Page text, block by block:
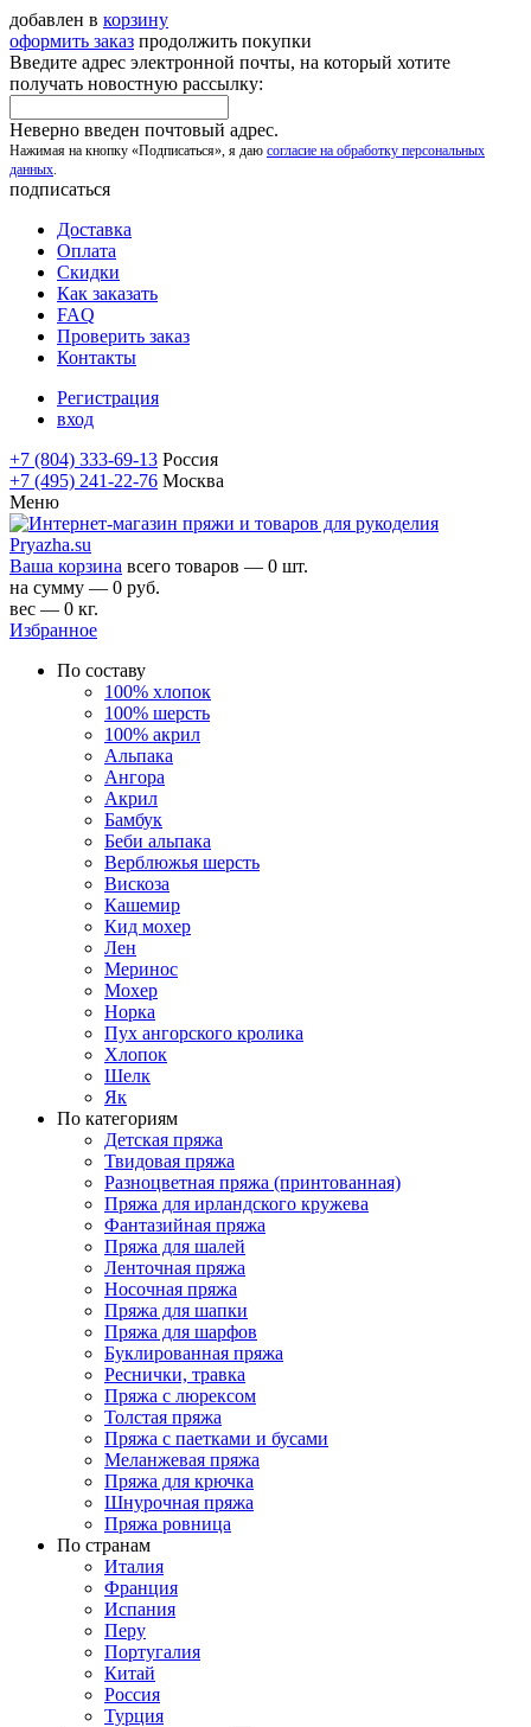
добавлен в корзину
оформить заказ продолжить покупки
Введите адрес электронной почты, на который хотите
получать новостную рассылку:
Неверно введен почтовый адрес.
Нажимая на кнопку «Подписаться», я даю согласие на обработку персональных
данных.
подписаться
Доставка
Оплата
Скидки
Как заказать
FAQ
Проверить заказ
Контакты
Регистрация
вход
+7 (804) 333-69-13 Россия
+7 (495) 241-22-76 Москва
Меню
Ваша корзина всего товаров — 0 шт.
на сумму — 0 руб.
вес — 0 кг.
Избранное
По составу
100% хлопок
100% шерсть
100% акрил
Альпака
Ангора
Акрил
Бамбук
Беби альпака
Верблюжья шерсть
Вискоза
Кашемир
Кид мохер
Лен
Меринос
Мохер
Норка
Пух ангорского кролика
Хлопок
Шелк
Як
По категориям
Детская пряжа
Твидовая пряжа
Разноцветная пряжа (принтованная)
Пряжа для ирландского кружева
Фантазийная пряжа
Пряжа для шалей
Ленточная пряжа
Носочная пряжа
Пряжа для шапки
Пряжа для шарфов
Буклированная пряжа
Реснички, травка
Пряжа с люрексом
Толстая пряжа
Пряжа с паетками и бусами
Меланжевая пряжа
Пряжа для крючка
Шнурочная пряжа
Пряжа ровница
По странам
Италия
Франция
Испания
Перу
Португалия
Китай
Россия
Турция